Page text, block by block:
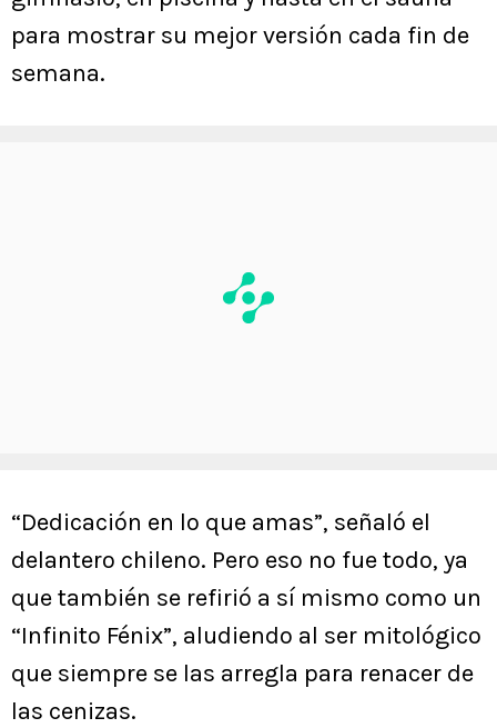
para mostrar su mejor versión cada fin de
semana.
“Dedicación en lo que amas”, señaló el
delantero chileno. Pero eso no fue todo, ya
que también se refirió a sí mismo como un
“Infinito Fénix”, aludiendo al ser mitológico
que siempre se las arregla para renacer de
las cenizas.